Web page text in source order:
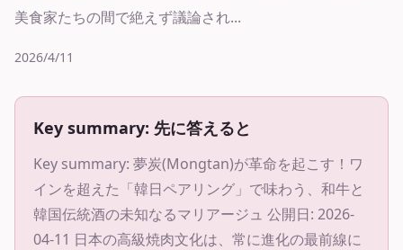
美食家たちの間で絶えず議論され...
2026/4/11
Key summary: 先に答えると
Key summary: 夢炭(Mongtan)が革命を起こす！ワ
インを超えた「韓日ペアリング」で味わう、和牛と
韓国伝統酒の未知なるマリアージュ 公開日: 2026-
04-11 日本の高級焼肉文化は、常に進化の最前線に